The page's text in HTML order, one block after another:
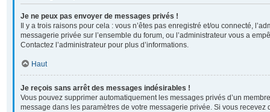
Je ne peux pas envoyer de messages privés !
Il y a trois raisons pour cela : vous n’êtes pas enregistré et/ou connecté,
messagerie privée sur l’ensemble du forum, ou l’administrateur vous a
Contactez l’administrateur pour plus d’informations.
Haut
Je reçois sans arrêt des messages indésirables !
Vous pouvez supprimer automatiquement les messages privés d’un
message dans les paramètres de votre messagerie privée. Si vous recevez